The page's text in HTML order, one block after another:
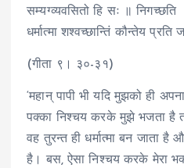
सम्यग्व्यवसितो हि सः ॥ निगच्छति
धर्मात्मा शश्वच्छान्तिं कौन्तेय प्रति
(गीता ९। ३०-३१)
‘महान् पापी भी यदि मुझको ही
पक्का निश्चय करके मुझे भजता है
वह तुरन्त ही धर्मात्मा बन जाता है
है। बस, ऐसा निश्चय करके मेरा